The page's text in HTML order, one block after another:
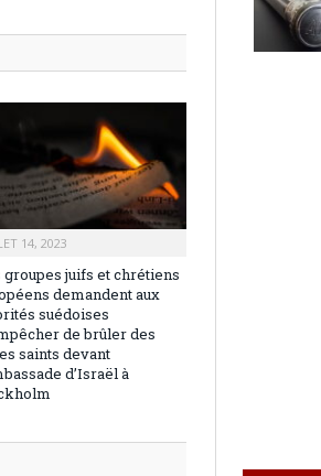
14, 2023
groupes juifs et chrétiens
demandent aux
suédoises
de brûler des
saints devant
d’Israël à